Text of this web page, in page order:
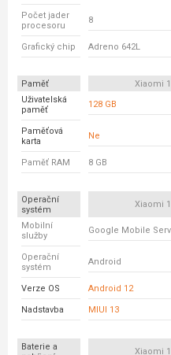
Počet jader
procesoru
8
Grafický chip Adreno 642L
Paměť Xiaomi
Uživatelská
paměť
128 GB
Paměťová
karta
Ne
Paměť RAM 8 GB
Operační
systém
Xiaomi
Mobilní
služby
Google Mobile
Operační
systém
Android
Verze OS Android 12
Nadstavba MIUI 13
Baterie a
Xiaomi